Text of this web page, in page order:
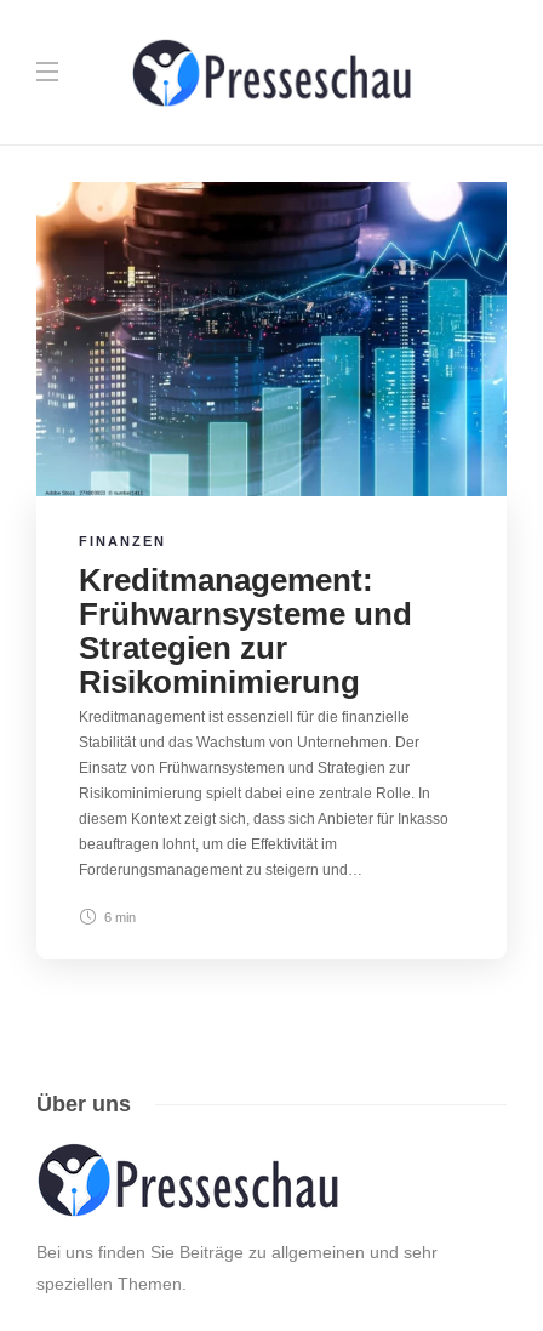
FINANZEN
Kreditmanagement:
Frühwarnsysteme und
Strategien zur
Risikominimierung
Kreditmanagement ist essenziell für die finanzielle
Stabilität und das Wachstum von Unternehmen. Der
Einsatz von Frühwarnsystemen und Strategien zur
Risikominimierung spielt dabei eine zentrale Rolle. In
diesem Kontext zeigt sich, dass sich Anbieter für Inkasso
beauftragen lohnt, um die Effektivität im
Forderungsmanagement zu steigern und…
6 min
Über uns
Bei uns finden Sie Beiträge zu allgemeinen und sehr
speziellen Themen.